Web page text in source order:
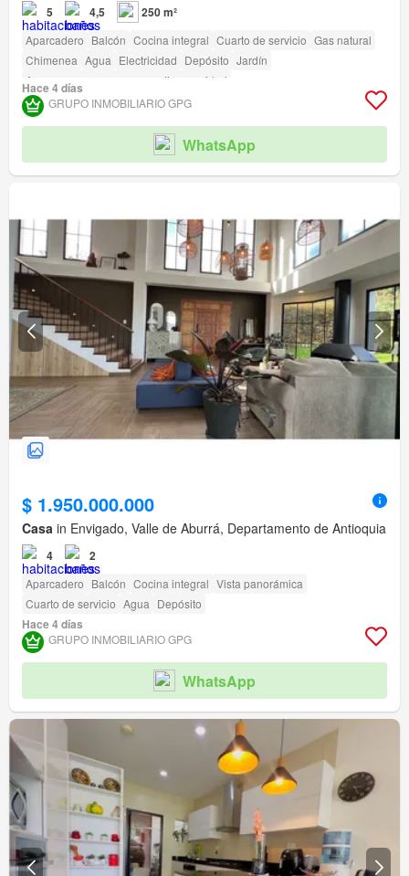
5 4,5 250 m²
Aparcadero Balcón Cocina integral Cuarto de servicio Gas natural
Chimenea Agua Electricidad Depósito Jardín
Acceso para personas con discapacidad
Hace 4 días
GRUPO INMOBILIARIO GPG
WhatsApp
$ 1.950.000.000
Casa in Envigado, Valle de Aburrá, Departamento de Antioquia
4 2
Aparcadero Balcón Cocina integral Vista panorámica
Cuarto de servicio Agua Depósito
Hace 4 días
GRUPO INMOBILIARIO GPG
WhatsApp